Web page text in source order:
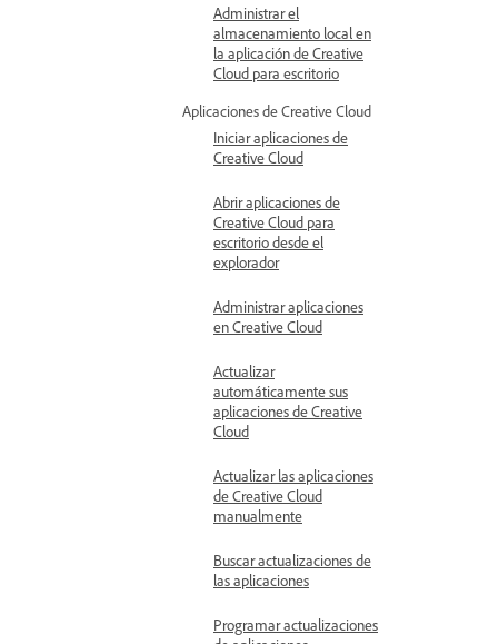
Administrar el
almacenamiento local en
la aplicación de Creative
Cloud para escritorio
Aplicaciones de Creative Cloud
Iniciar aplicaciones de
Creative Cloud
Abrir aplicaciones de
Creative Cloud para
escritorio desde el
explorador
Administrar aplicaciones
en Creative Cloud
Actualizar
automáticamente sus
aplicaciones de Creative
Cloud
Actualizar las aplicaciones
de Creative Cloud
manualmente
Buscar actualizaciones de
las aplicaciones
Programar actualizaciones